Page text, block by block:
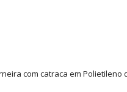
com catraca em Polietileno